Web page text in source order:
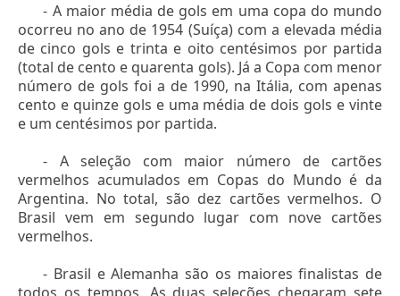
- A maior média de gols em uma copa do mundo
ocorreu no ano de 1954 (Suíça) com a elevada média
de cinco gols e trinta e oito centésimos por partida
(total de cento e quarenta gols). Já a Copa com menor
número de gols foi a de 1990, na Itália, com apenas
cento e quinze gols e uma média de dois gols e vinte
e um centésimos por partida.
- A seleção com maior número de cartões
vermelhos acumulados em Copas do Mundo é da
Argentina. No total, são dez cartões vermelhos. O
Brasil vem em segundo lugar com nove cartões
vermelhos.
- Brasil e Alemanha são os maiores finalistas de